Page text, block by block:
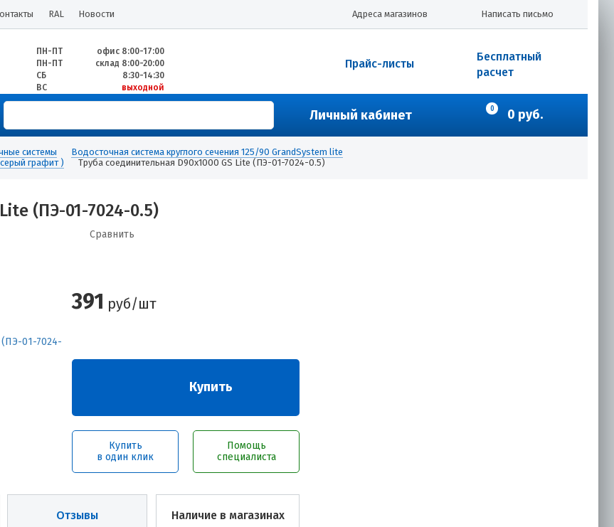
RAL Новости Написать письмо
Адреса магазинов
ПН-ПТ
офис 8:00-17:00
ПН-ПТ
склад 8:00-20:00
СБ
8:30-14:30
ВС
выходной
Бесплатный
расчет
Прайс-листы
Личный кабинет 0 0 руб.
системы
Водосточная система круглого сечения 125/90 GrandSystem lite
графит )
Труба соединительная D90х1000 GS Lite (ПЭ-01-7024-0.5)
(ПЭ-01-7024-0.5)
Сравнить
391 руб/шт
Купить
Купить
в один клик
Помощь
специалиста
Отзывы Наличие в магазинах